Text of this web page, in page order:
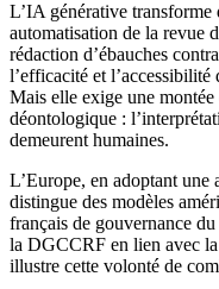
L’IA générative
automatisation de la revue
rédaction d’ébauches
l’efficacité et l’accessibilité
Mais elle exige une
déontologique :
demeurent humaines.
L’Europe, en adoptant une
distingue des modèles
français de gouvernance
la DGCCRF en lien avec
illustre cette volonté de